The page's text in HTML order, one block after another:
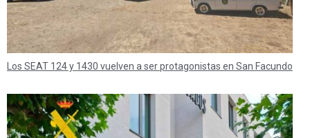
Los SEAT 124 y 1430 vuelven a ser protagonistas en San Facundo